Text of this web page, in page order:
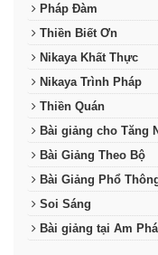
Pháp Đàm
Thiền Biết Ơn
Nikaya Khất Thực
Nikaya Trình Pháp
Thiền Quán
Bài giảng cho Tăng
Bài Giảng Theo Bộ
Bài Giảng Phổ
Soi Sáng
Bài giảng tại Am